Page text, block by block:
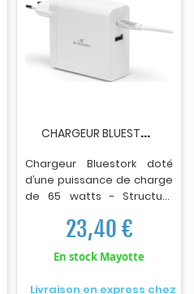
températures extrêmes -
Accessoire inclus :
Adaptateur SD -
Dimensions : 15 x 11 x 1 mm -
Poids : 0,04 g - EAN :
C
HARGEUR BLUESTORK 65WATTS USB-C BLANC
Chargeur Bluestork doté
d’une puissance de charge
de 65 watts - Structuré
port USB Type-A Femelle -
Conçu pour recharger
efficacement un large
Livraison en express chez
23,40 €
En stock Mayotte